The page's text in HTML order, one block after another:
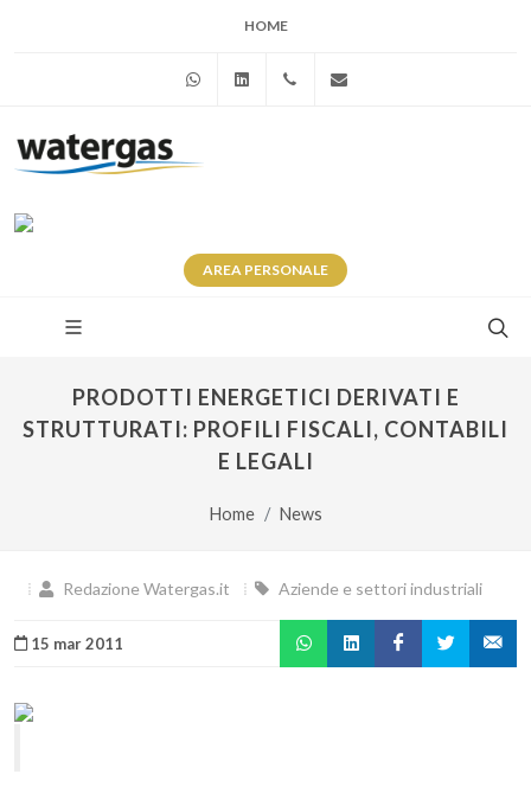
HOME
WhatsAppLinkedin+39 345 281 0246
AREA PERSONALE
PRODOTTI ENERGETICI DERIVATI E
STRUTTURATI: PROFILI FISCALI, CONTABILI
E LEGALI
Home News
Redazione Watergas.it Aziende e settori industriali
15 mar 2011